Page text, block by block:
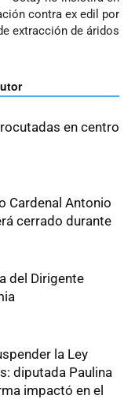
contra ex edil por
extracción de áridos
en centro
Cardenal Antonio
cerrado durante
del Dirigente
la Ley
diputada Paulina
impactó en el